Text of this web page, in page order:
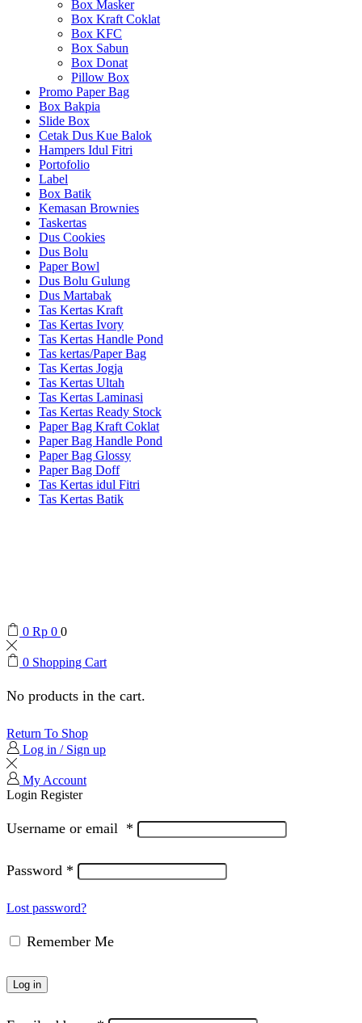
Box Masker
Box Kraft Coklat
Box KFC
Box Sabun
Box Donat
Pillow Box
Promo Paper Bag
Box Bakpia
Slide Box
Cetak Dus Kue Balok
Hampers Idul Fitri
Portofolio
Label
Box Batik
Kemasan Brownies
Taskertas
Dus Cookies
Dus Bolu
Paper Bowl
Dus Bolu Gulung
Dus Martabak
Tas Kertas Kraft
Tas Kertas Ivory
Tas Kertas Handle Pond
Tas kertas/Paper Bag
Tas Kertas Jogja
Tas Kertas Ultah
Tas Kertas Laminasi
Tas Kertas Ready Stock
Paper Bag Kraft Coklat
Paper Bag Handle Pond
Paper Bag Glossy
Paper Bag Doff
Tas Kertas idul Fitri
Tas Kertas Batik
0 Rp 0 0
0 Shopping Cart
No products in the cart.
Return To Shop
Log in / Sign up
My Account
Login Register
Username or email *
Password *
Lost password?
Remember Me
Log in